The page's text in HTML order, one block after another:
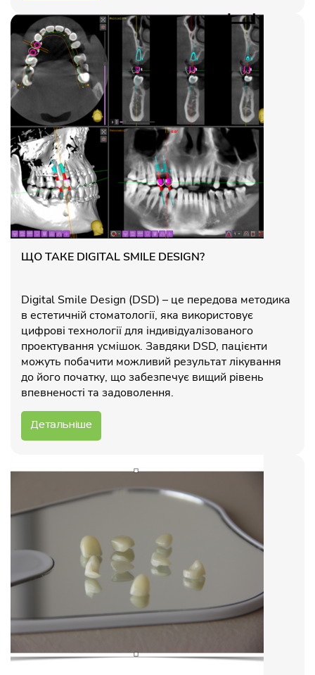
ЩО ТАКЕ DIGITAL SMILE DESIGN?
Digital Smile Design (DSD) – це передова методика
в естетичній стоматології, яка використовує
цифрові технології для індивідуалізованого
проектування усмішок. Завдяки DSD, пацієнти
можуть побачити можливий результат лікування
до його початку, що забезпечує вищий рівень
впевненості та задоволення.
Детальніше